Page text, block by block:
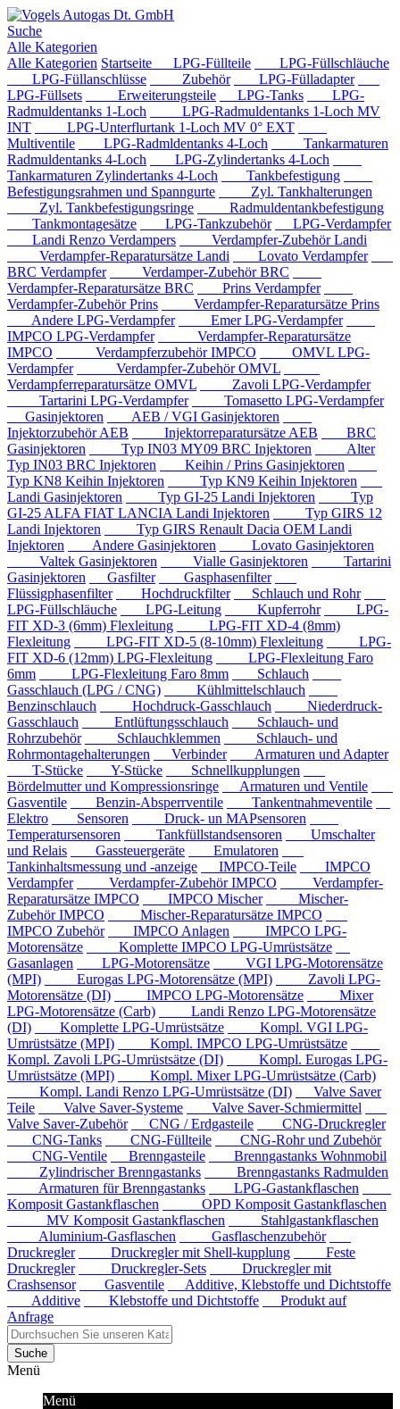
Suche
Alle Kategorien
Alle Kategorien Startseite LPG-Füllteile
LPG-Füllschläuche
LPG-Füllanschlüsse
Zubehör
LPG-Fülladapter
LPG-Füllsets
Erweiterungsteile LPG-Tanks
LPG-
Radmuldentanks 1-Loch
LPG-Radmuldentanks 1-Loch MV
INT
LPG-Unterflurtank 1-Loch MV 0° EXT
Multiventile
LPG-Radmldentanks 4-Loch
Tankarmaturen
Radmuldentanks 4-Loch
LPG-Zylindertanks 4-Loch
Tankarmaturen Zylindertanks 4-Loch
Tankbefestigung
Befestigungsrahmen und Spanngurte
Zyl. Tankhalterungen
Zyl. Tankbefestigungsringe
Radmuldentankbefestigung
Tankmontagesätze
LPG-Tankzubehör
LPG-Verdampfer
Landi Renzo Verdampers
Verdampfer-Zubehör Landi
Verdampfer-Reparatursätze Landi
Lovato Verdampfer
BRC Verdampfer
Verdamper-Zubehör BRC
Verdampfer-Reparatursätze BRC
Prins Verdampfer
Verdampfer-Zubehör Prins
Verdampfer-Reparatursätze Prins
Andere LPG-Verdampfer
Emer LPG-Verdampfer
IMPCO LPG-Verdampfer
Verdampfer-Reparatursätze
IMPCO
Verdampferzubehör IMPCO
OMVL LPG-
Verdampfer
Verdampfer-Zubehör OMVL
Verdampferreparatursätze OMVL
Zavoli LPG-Verdampfer
Tartarini LPG-Verdampfer
Tomasetto LPG-Verdampfer
Gasinjektoren
AEB / VGI Gasinjektoren
Injektorzubehör AEB
Injektorreparatursätze AEB
BRC
Gasinjektoren
Typ IN03 MY09 BRC Injektoren
Alter
Typ IN03 BRC Injektoren
Keihin / Prins Gasinjektoren
Typ KN8 Keihin Injektoren
Typ KN9 Keihin Injektoren
Landi Gasinjektoren
Typ GI-25 Landi Injektoren
Typ
GI-25 ALFA FIAT LANCIA Landi Injektoren
Typ GIRS 12
Landi Injektoren
Typ GIRS Renault Dacia OEM Landi
Injektoren
Andere Gasinjektoren
Lovato Gasinjektoren
Valtek Gasinjektoren
Vialle Gasinjektoren
Tartarini
Gasinjektoren
Gasfilter
Gasphasenfilter
Flüssigphasenfilter
Hochdruckfilter
Schlauch und Rohr
LPG-Füllschläuche
LPG-Leitung Kupferrohr
LPG-
FIT XD-3 (6mm) Flexleitung
LPG-FIT XD-4 (8mm)
Flexleitung
LPG-FIT XD-5 (8-10mm) Flexleitung
LPG-
FIT XD-6 (12mm) LPG-Flexleitung
LPG-Flexleitung Faro
6mm
LPG-Flexleitung Faro 8mm
Schlauch
Gasschlauch (LPG / CNG)
Kühlmittelschlauch
Benzinschlauch
Hochdruck-Gasschlauch
Niederdruck-
Gasschlauch
Entlüftungsschlauch
Schlauch- und
Rohrzubehör
Schlauchklemmen
Schlauch- und
Rohrmontagehalterungen
Verbinder
Armaturen und Adapter
T-Stücke
Y-Stücke
Schnellkupplungen
Bördelmutter und Kompressionsringe
Armaturen und Ventile
Gasventile
Benzin-Absperrventile
Tankentnahmeventile
Elektro
Sensoren
Druck- un MAPsensoren
Temperatursensoren
Tankfüllstandsensoren
Umschalter
und Relais
Gassteuergeräte
Emulatoren
Tankinhaltsmessung und -anzeige
IMPCO-Teile
IMPCO
Verdampfer
Verdampfer-Zubehör IMPCO
Verdampfer-
Reparatursätze IMPCO
IMPCO Mischer
Mischer-
Zubehör IMPCO
Mischer-Reparatursätze IMPCO
IMPCO Zubehör
IMPCO Anlagen
IMPCO LPG-
Motorensätze
Komplette IMPCO LPG-Umrüstsätze
Gasanlagen
LPG-Motorensätze
VGI LPG-Motorensätze
(MPI)
Eurogas LPG-Motorensätze (MPI)
Zavoli LPG-
Motorensätze (DI)
IMPCO LPG-Motorensätze
Mixer
LPG-Motorensätze (Carb)
Landi Renzo LPG-Motorensätze
(DI)
Komplette LPG-Umrüstsätze
Kompl. VGI LPG-
Umrüstsätze (MPI)
Kompl. IMPCO LPG-Umrüstsätze
Kompl. Zavoli LPG-Umrüstsätze (DI)
Kompl. Eurogas LPG-
Umrüstsätze (MPI)
Kompl. Mixer LPG-Umrüstsätze (Carb)
Kompl. Landi Renzo LPG-Umrüstsätze (DI)
Valve Saver
Teile
Valve Saver-Systeme
Valve Saver-Schmiermittel
Valve Saver-Zubehör
CNG / Erdgasteile
CNG-Druckregler
CNG-Tanks
CNG-Füllteile
CNG-Rohr und Zubehör
CNG-Ventile
Brenngasteile
Brenngastanks Wohnmobil
Zylindrischer Brenngastanks
Brenngastanks Radmulden
Armaturen für Brenngastanks
LPG-Gastankflaschen
Komposit Gastankflaschen
OPD Komposit Gastankflaschen
MV Komposit Gastankflaschen
Stahlgastankflaschen
Aluminium-Gasflaschen
Gasflaschenzubehör
Druckregler
Druckregler mit Shell-kupplung
Feste
Druckregler
Druckregler-Sets
Druckregler mit
Crashsensor
Gasventile
Additive, Klebstoffe und Dichtstoffe
Additive
Klebstoffe und Dichtstoffe
Produkt auf
Anfrage
Suche
Menü
Menü